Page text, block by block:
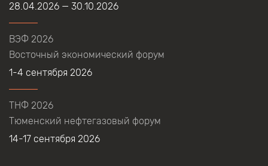
28.04.2026 — 30.10.2026
ВЭФ 2026
Восточный экономический форум
1-4 сентября 2026
ТНФ 2026
Тюменский нефтегазовый форум
14-17 сентября 2026